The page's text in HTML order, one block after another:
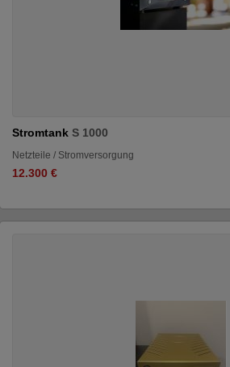
Stromtank S 1000
Netzteile / Stromversorgung
12.300 €